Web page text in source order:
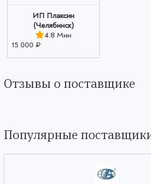
ИП Плаксин
(Челябинск)
4.8 Мин
15 000 ₽
Отзывы о поставщике
Популярные